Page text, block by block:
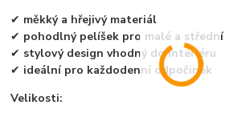
✔ měkký a hřejivý materiál
✔ pohodlný pelíšek pro malé a střední
✔ stylový design vhodný do interiéru
✔ ideální pro každodenní odpočinek
Velikosti: